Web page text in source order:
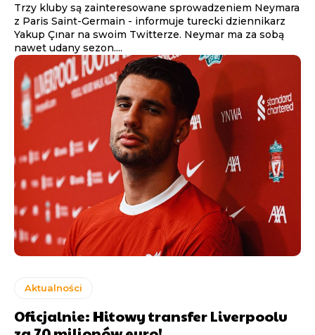
Trzy kluby są zainteresowane sprowadzeniem Neymara
z Paris Saint-Germain - informuje turecki dziennikarz
Yakup Çınar na swoim Twitterze. Neymar ma za sobą
nawet udany sezon....
Aktualności
Oficjalnie: Hitowy transfer Liverpoolu